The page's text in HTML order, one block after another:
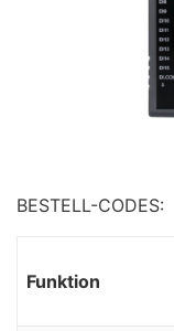
BESTELL-CODES:
Funktion